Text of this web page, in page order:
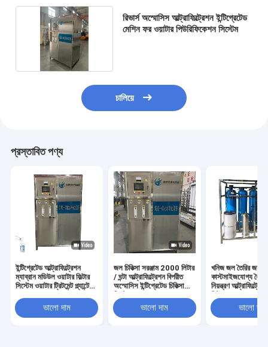
রিভার্স অস্মোসিস আল্ট্রাফিল্ট্রেশন ইন্টিগ্রেটেড
মেশিন ফর ওয়াটার পিউরিফিকেশন সিস্টেম
চালিয়ে
প্রস্তাবিত পণ্য
ইন্টিগ্রেটেড আল্ট্রাফিল্ট্রেশন
ম্যাব্রান মডিউল ওয়াটার ফিল্টার
সিস্টেম ওয়াটার ট্রিটমেন্ট প্ল্যান্টের
ভালো দাম
জল চিকিত্সা সরঞ্জাম 2000 লিটার
/ ঘন্টা আল্ট্রাফিল্ট্রেশন বিপরীত
অস্মোসিস ইন্টিগ্রেটেড চিকিত্সা
ভালো দাম
খনিজ জল তৈরির জন্য
কাস্টমাইজযোগ্য
নিয়ন্ত্রণ
ভালো দাম